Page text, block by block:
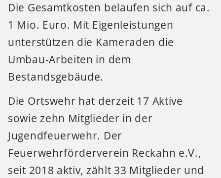
Die Gesamtkosten belaufen sich auf ca.
1 Mio. Euro. Mit Eigenleistungen
unterstützen die Kameraden die
Umbau-Arbeiten in dem
Bestandsgebäude.
Die Ortswehr hat derzeit 17 Aktive
sowie zehn Mitglieder in der
Jugendfeuerwehr. Der
Feuerwehrförderverein Reckahn e.V.,
seit 2018 aktiv, zählt 33 Mitglieder und